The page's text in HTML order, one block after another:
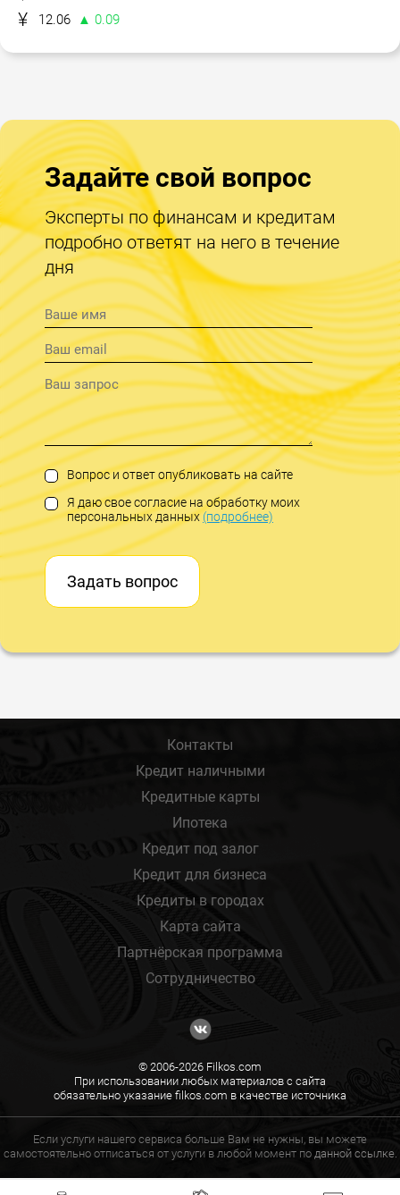
12.06
▲ 0.09
Задайте свой вопрос
Эксперты по финансам и кредитам
подробно ответят на него в течение
дня
Вопрос и ответ опубликовать на сайте
Я даю свое согласие на обработку моих
персональных данных(подробнее)
Задать вопрос
Контакты
Кредит наличными
Кредитные карты
Ипотека
Кредит под залог
Кредит для бизнеса
Кредиты в городах
Карта сайта
Партнёрская программа
Сотрудничество
© 2006-2026 Filkos.com
При использовании любых материалов с сайта
обязательно указание filkos.com в качестве источника
Если услуги нашего сервиса больше Вам не нужны, вы можете
самостоятельно отписаться от услуги в любой момент по данной ссылке.